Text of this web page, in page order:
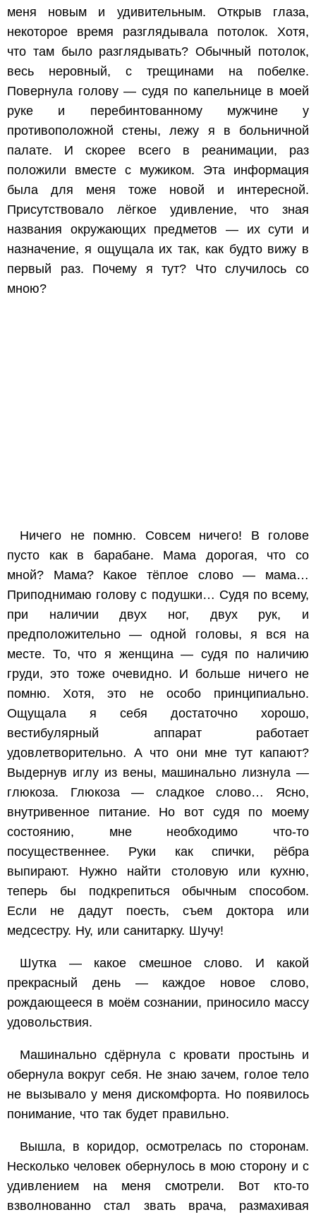
меня новым и удивительным. Открыв глаза,
некоторое время разглядывала потолок. Хотя,
что там было разглядывать? Обычный потолок,
весь неровный, с трещинами на побелке.
Повернула голову — судя по капельнице в моей
руке и перебинтованному мужчине у
противоположной стены, лежу я в больничной
палате. И скорее всего в реанимации, раз
положили вместе с мужиком. Эта информация
была для меня тоже новой и интересной.
Присутствовало лёгкое удивление, что зная
названия окружающих предметов — их сути и
назначение, я ощущала их так, как будто вижу в
первый раз. Почему я тут? Что случилось со
мною?
Ничего не помню. Совсем ничего! В голове
пусто как в барабане. Мама дорогая, что со
мной? Мама? Какое тёплое слово — мама…
Приподнимаю голову с подушки… Судя по всему,
при наличии двух ног, двух рук, и
предположительно — одной головы, я вся на
месте. То, что я женщина — судя по наличию
груди, это тоже очевидно. И больше ничего не
помню. Хотя, это не особо принципиально.
Ощущала я себя достаточно хорошо,
вестибулярный аппарат работает
удовлетворительно. А что они мне тут капают?
Выдернув иглу из вены, машинально лизнула —
глюкоза. Глюкоза — сладкое слово… Ясно,
внутривенное питание. Но вот судя по моему
состоянию, мне необходимо что-то
посущественнее. Руки как спички, рёбра
выпирают. Нужно найти столовую или кухню,
теперь бы подкрепиться обычным способом.
Если не дадут поесть, съем доктора или
медсестру. Ну, или санитарку. Шучу!
Шутка — какое смешное слово. И какой
прекрасный день — каждое новое слово,
рождающееся в моём сознании, приносило массу
удовольствия.
Машинально сдёрнула с кровати простынь и
обернула вокруг себя. Не знаю зачем, голое тело
не вызывало у меня дискомфорта. Но появилось
понимание, что так будет правильно.
Вышла, в коридор, осмотрелась по сторонам.
Несколько человек обернулось в мою сторону и с
удивлением на меня смотрели. Вот кто-то
взволнованно стал звать врача, размахивая